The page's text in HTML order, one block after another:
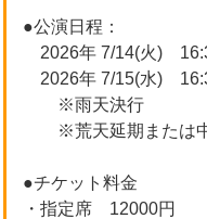
●公演日程：
2026年 7/14(火)
2026年 7/15(水)
※雨天決行
※荒天延期または
●チケット料金
・指定席 12000円